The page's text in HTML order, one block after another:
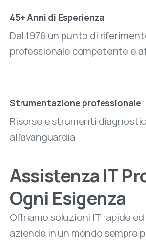
45+ Anni di Esperienza
Dal 1976 un punto di
professionale competente e
Strumentazione professionale
Risorse e strumenti
all'avanguardia
Assistenza IT
Ogni Esigenza
Offriamo soluzioni IT rapide
aziende in un mondo sempre